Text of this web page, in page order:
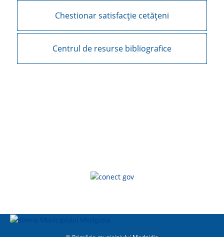
Chestionar satisfacție cetățeni
Centrul de resurse bibliografice